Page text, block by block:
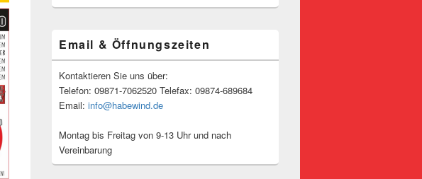
Email & Öffnungszeiten
Kontaktieren Sie uns über:
Telefon: 09871-7062520 Telefax: 09874-689684
Email: info@habewind.de
Montag bis Freitag von 9-13 Uhr und nach
Vereinbarung